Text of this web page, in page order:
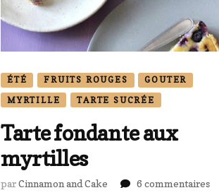
ÉTÉ FRUITS ROUGES
GOUTER
MYRTILLE
TARTE SUCRÉE
Tarte fondante aux
myrtilles
parCinnamon and Cake 6 commentairessur